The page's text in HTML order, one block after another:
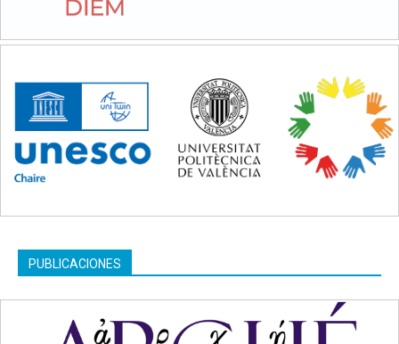
PUBLICACIONES